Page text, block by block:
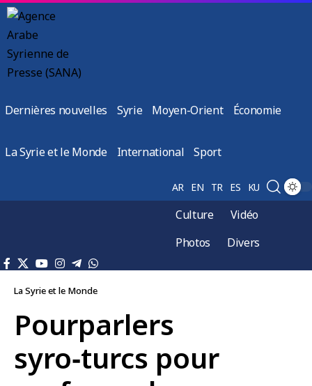
Dernières nouvelles Syrie Moyen-Orient Économie
La Syrie et le Monde International Sport
AR EN TR ES KU
Culture
Vidéo
Photos
Divers
La Syrie et le Monde
Pourparlers
syro‑turcs pour